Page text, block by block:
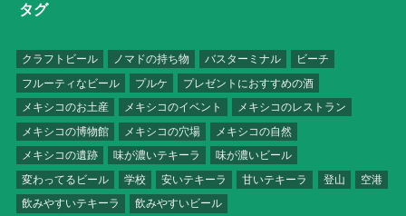
タグ
クラフトビール ノマドの持ち物 バスターミナル
ビーチ
フルーティなビール
プルケ
プレゼントにおすすめの酒
メキシコのお土産
メキシコのイベント
メキシコのレストラン
メキシコの博物館
メキシコの穴場
メキシコの自然
メキシコの遺跡
味が濃いテキーラ
味が濃いビール
変わってるビール
学校 安いテキーラ 甘いテキーラ 登山
空港
飲みやすいテキーラ
飲みやすいビール